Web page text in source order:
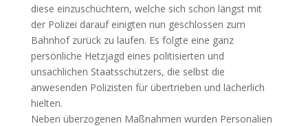
diese einzuschüchtern, welche sich schon längst mit
der Polizei darauf einigten nun geschlossen zum
Bahnhof zurück zu laufen. Es folgte eine ganz
persönliche Hetzjagd eines politisierten und
unsachlichen Staatsschützers, die selbst die
anwesenden Polizisten für übertrieben und lächerlich
hielten.
Neben überzogenen Maßnahmen wurden Personalien